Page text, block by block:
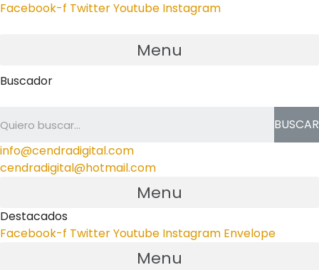
Facebook-f TwitterYoutube Instagram
Menu
Buscador
BUSCAR
info@cendradigital.com
cendradigital@hotmail.com
Menu
Destacados
Facebook-f TwitterYoutube Instagram Envelope
Menu